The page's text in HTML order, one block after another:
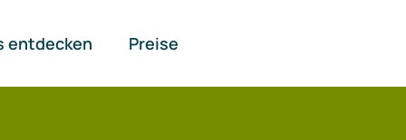
entdecken Preise